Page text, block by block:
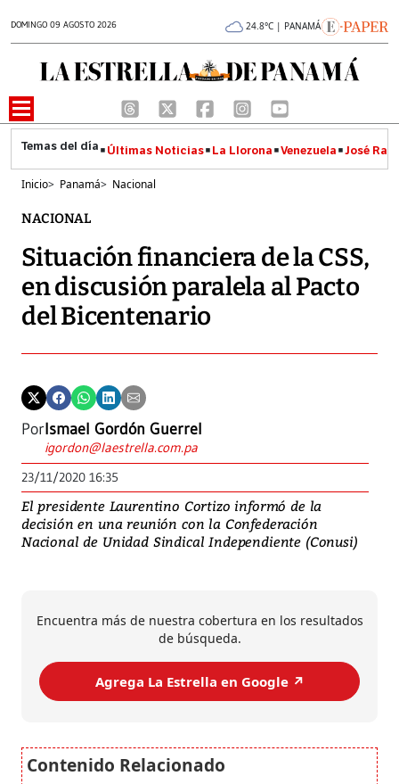
DOMINGO 09 AGOSTO 2026 24.8°C | PANAMÁ
Últimas Noticias La Llorona Venezuela José
Inicio> Panamá> Nacional
NACIONAL
Situación financiera de la CSS,
en discusión paralela al Pacto
del Bicentenario
PorIsmael Gordón Guerrel
igordon@laestrella.com.pa
23/11/2020 16:35
El presidente Laurentino Cortizo informó de la
decisión en una reunión con la Confederación
Nacional de Unidad Sindical Independiente (Conusi)
Encuentra más de nuestra cobertura en los resultados
de búsqueda.
Agrega La Estrella en Google ↗️